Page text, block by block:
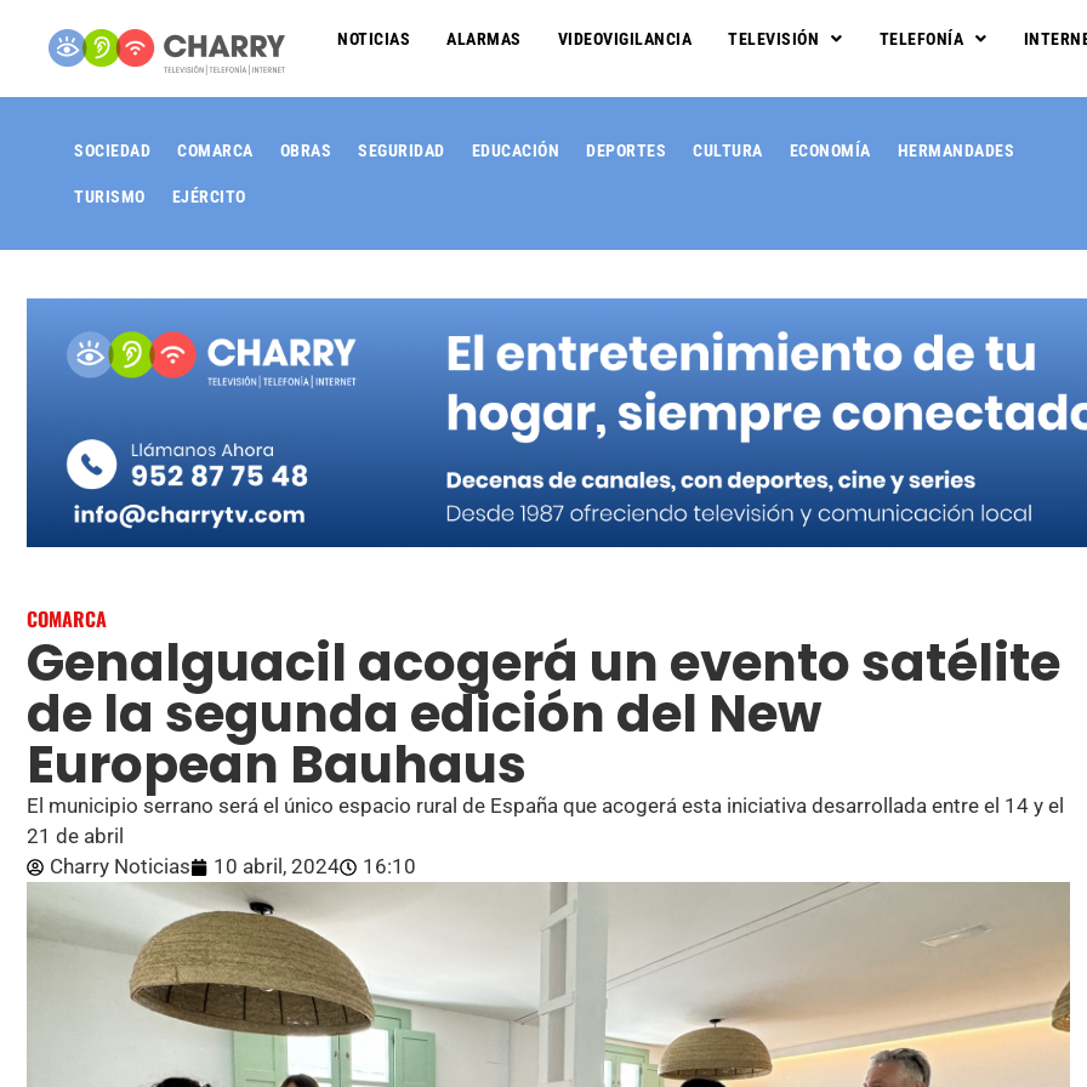
NOTICIAS ALARMAS VIDEOVIGILANCIA TELEVISIÓN TELEFONÍA
SOCIEDAD COMARCA OBRAS SEGURIDAD EDUCACIÓN DEPORTES CULTURA ECONOMÍA HERMANDADES
TURISMO EJÉRCITO
COMARCA
Genalguacil acogerá un evento satélite
de la segunda edición del New
European Bauhaus
El municipio serrano será el único espacio rural de España que acogerá esta iniciativa desarrollada entre el 14 y el
21 de abril
Charry Noticias
10 abril, 2024 16:10